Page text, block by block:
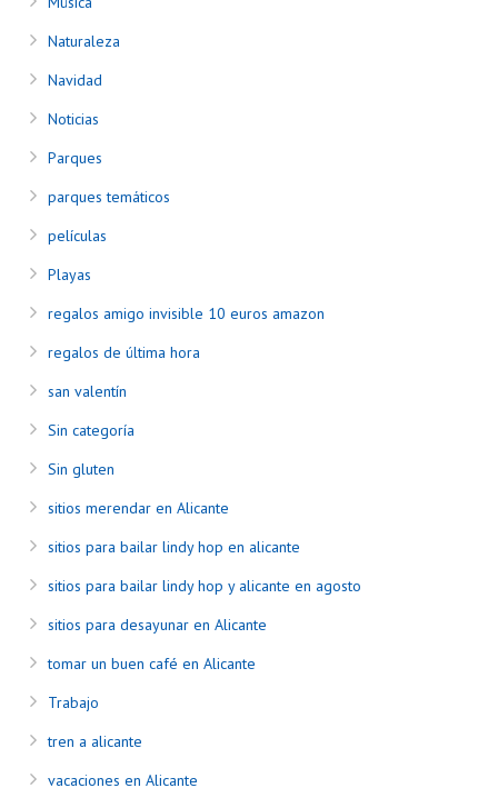
Naturaleza
Navidad
Noticias
Parques
parques temáticos
películas
Playas
regalos amigo invisible 10 euros amazon
regalos de última hora
san valentín
Sin categoría
Sin gluten
sitios merendar en Alicante
sitios para bailar lindy hop en alicante
sitios para bailar lindy hop y alicante en agosto
sitios para desayunar en Alicante
tomar un buen café en Alicante
Trabajo
tren a alicante
vacaciones en Alicante